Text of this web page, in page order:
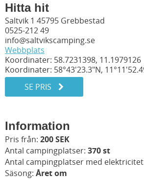
Hitta hit
Saltvik 1 45795 Grebbestad
0525-212 49
info@saltvikscamping.se
Webbplats
Koordinater: 58.7231398, 11.1979126
Koordinater: 58°43'23.3"N,
SE PRIS
Information
Pris från: 200 SEK
Antal campingplatser: 370 st
Antal campingplatser med
Säsong: Året om